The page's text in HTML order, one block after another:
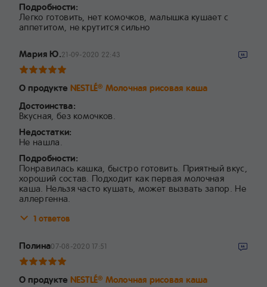
Подробности:
Легко готовить, нет комочков, малышка кушает с
аппетитом, не крутится сильно
Мария Ю.21-09-2020 22:43
О продукте NESTLÉ® Молочная рисовая каша
Достоинства:
Вкусная, без комочков.
Недостатки:
Не нашла.
Подробности:
Понравилась кашка, быстро готовить. Приятный вкус,
хороший состав. Подходит как первая молочная
каша. Нельзя часто кушать, может вызвать запор. Не
аллергенна.
1 ответов
Полина07-08-2020 17:51
О продукте NESTLÉ® Молочная рисовая каша